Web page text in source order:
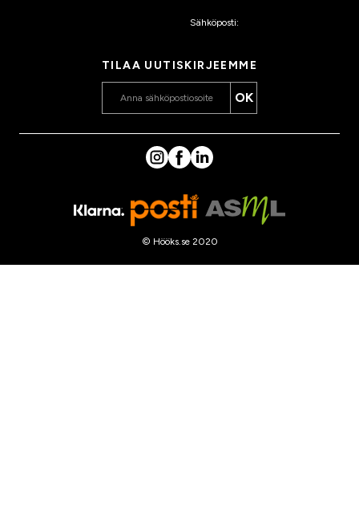
Sähköposti:
TILAA UUTISKIRJEEMME
OK
© Hööks.se 2020